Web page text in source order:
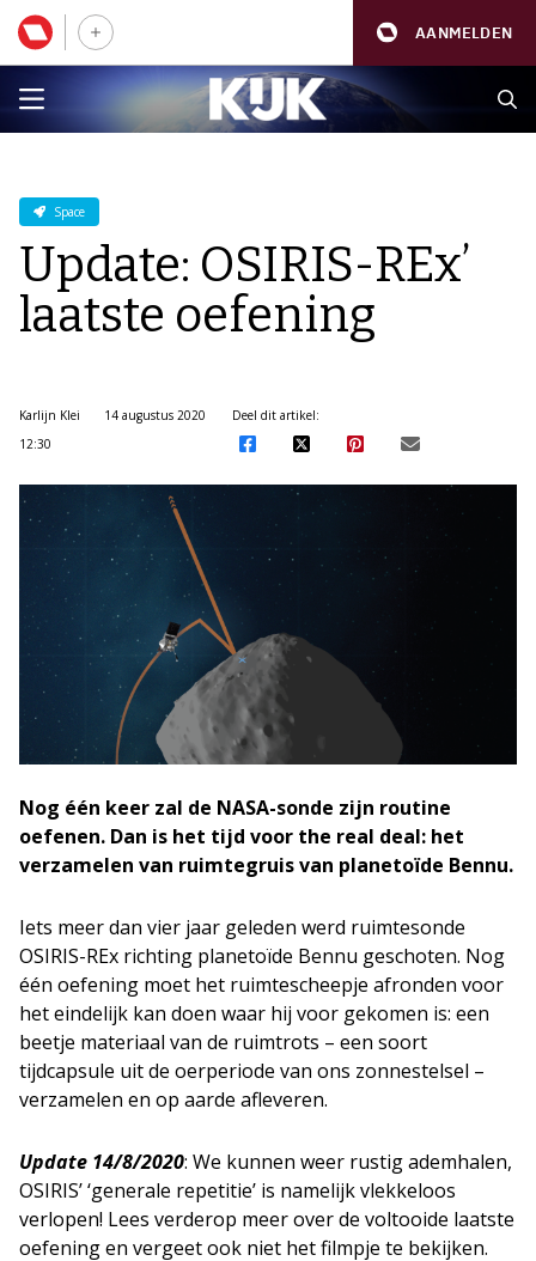
AANMELDEN
Space
Update: OSIRIS-REx’
laatste oefening
Karlijn Klei
14 augustus 2020
12:30
Deel dit artikel:
Nog één keer zal de NASA-sonde zijn routine
oefenen. Dan is het tijd voor the real deal: het
verzamelen van ruimtegruis van planetoïde Bennu.
Iets meer dan vier jaar geleden werd ruimtesonde
OSIRIS-REx richting planetoïde Bennu geschoten. Nog
één oefening moet het ruimtescheepje afronden voor
het eindelijk kan doen waar hij voor gekomen is: een
beetje materiaal van de ruimtrots – een soort
tijdcapsule uit de oerperiode van ons zonnestelsel –
verzamelen en op aarde afleveren.
Update 14/8/2020: We kunnen weer rustig ademhalen,
OSIRIS’ ‘generale repetitie’ is namelijk vlekkeloos
verlopen! Lees verderop meer over de voltooide laatste
oefening en vergeet ook niet het filmpje te bekijken.